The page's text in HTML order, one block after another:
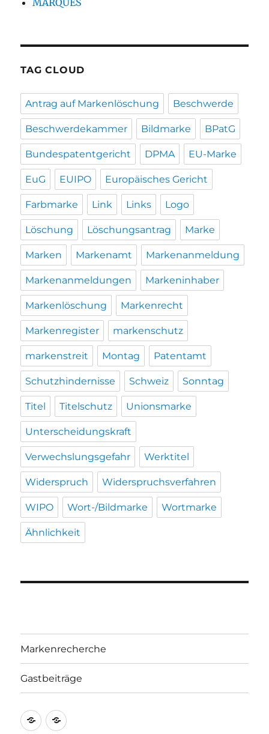
MARQUES
TAG CLOUD
Antrag auf Markenlöschung Beschwerde
Beschwerdekammer Bildmarke BPatG
Bundespatentgericht DPMA EU-Marke
EuG EUIPO Europäisches Gericht
Farbmarke Link Links Logo
Löschung Löschungsantrag Marke
Marken Markenamt Markenanmeldung
Markenanmeldungen Markeninhaber
Markenlöschung Markenrecht
Markenregister markenschutz
markenstreit Montag Patentamt
Schutzhindernisse Schweiz Sonntag
Titel Titelschutz Unionsmarke
Unterscheidungskraft
Verwechslungsgefahr Werktitel
Widerspruch Widerspruchsverfahren
WIPO Wort-/Bildmarke Wortmarke
Ähnlichkeit
Markenrecherche
Gastbeiträge
Markenrecherche
Gastbeiträge